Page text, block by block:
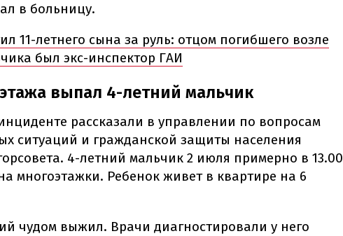
в больницу.
11-летнего сына за руль: отцом погибшего возле
был экс-инспектор ГАИ
выпал 4-летний мальчик
рассказали в управлении по вопросам
ситуаций и гражданской защиты населения
4-летний мальчик 2 июля примерно в 13.00
многоэтажки. Ребенок живет в квартире на 6
чудом выжил. Врачи диагностировали у него